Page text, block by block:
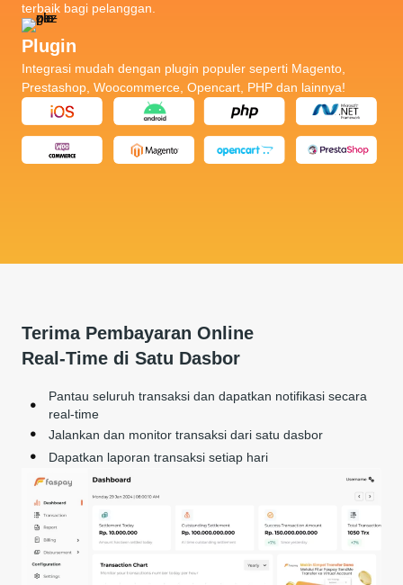
terbaik bagi pelanggan.
Plugin
Integrasi mudah dengan plugin populer seperti Magento,
Prestashop, Woocommerce, Opencart, PHP dan lainnya!
Terima Pembayaran Online
Real-Time di Satu Dasbor
Pantau seluruh transaksi dan dapatkan notifikasi secara
real-time
Jalankan dan monitor transaksi dari satu dasbor
Dapatkan laporan transaksi setiap hari